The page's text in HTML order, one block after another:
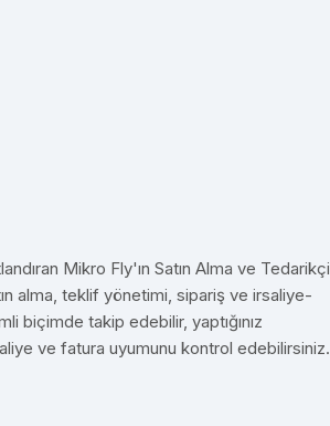
Mikro Fly'ın Satın Alma ve Tedarikçi
alma, teklif yönetimi, sipariş ve irsaliye-
biçimde takip edebilir, yaptığınız
ve fatura uyumunu kontrol edebilirsiniz.